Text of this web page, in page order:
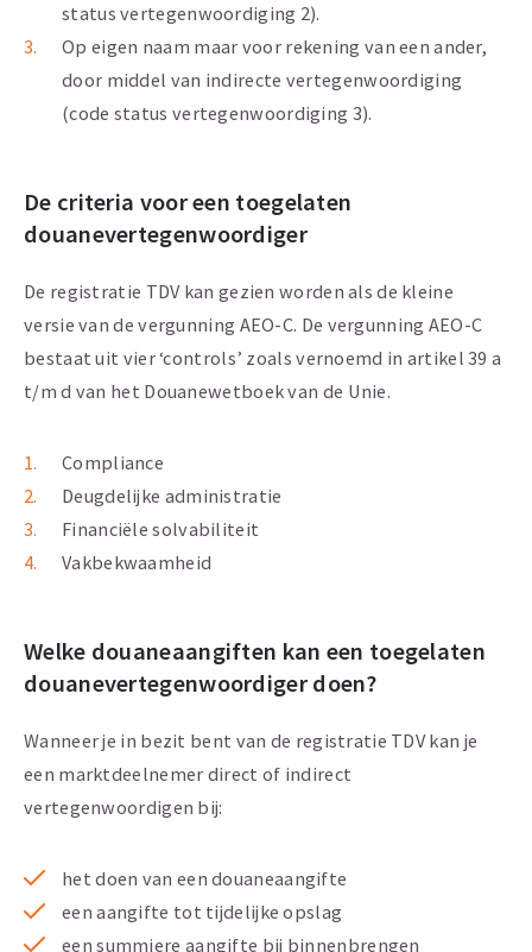
status vertegenwoordiging 2).
Op eigen naam maar voor rekening van een ander,
door middel van indirecte vertegenwoordiging
(code status vertegenwoordiging 3).
De criteria voor een toegelaten
douanevertegenwoordiger
De registratie TDV kan gezien worden als de kleine
versie van de vergunning AEO-C. De vergunning AEO-C
bestaat uit vier ‘controls’ zoals vernoemd in artikel 39 a
t/m d van het Douanewetboek van de Unie.
Compliance
Deugdelijke administratie
Financiële solvabiliteit
Vakbekwaamheid
Welke douaneaangiften kan een toegelaten
douanevertegenwoordiger doen?
Wanneer je in bezit bent van de registratie TDV kan je
een marktdeelnemer direct of indirect
vertegenwoordigen bij:
het doen van een douaneaangifte
een aangifte tot tijdelijke opslag
een summiere aangifte bij binnenbrengen